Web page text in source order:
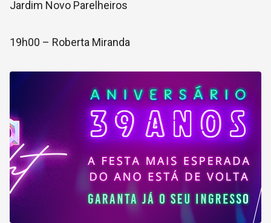
Jardim Novo Parelheiros
19h00 – Roberta Miranda